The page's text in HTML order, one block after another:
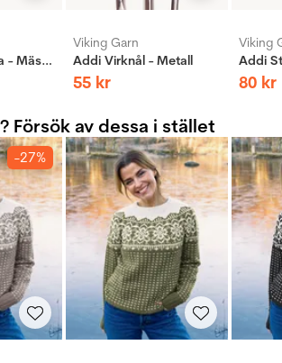
Addi Rundsticka - Mässing
Viking Garn
Addi Virknål - Metall
55 kr
Viking
80 kr
Försök av dessa i stället
-27%